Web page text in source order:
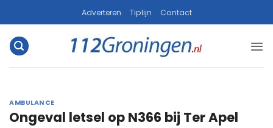
naar
inhoud
Adverteren Tiplijn Contact
AMBULANCE
Ongeval letsel op N366 bij Ter Apel